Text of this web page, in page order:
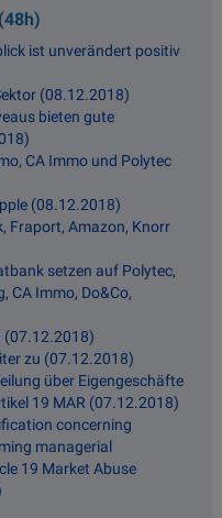
ist unverändert positiv
(08.12.2018)
bieten gute
CA Immo und Polytec
(08.12.2018)
Fraport, Amazon, Knorr
setzen auf Polytec,
CA Immo, Do&Co,
(07.12.2018)
zu (07.12.2018)
über Eigengeschäfte
19 MAR (07.12.2018)
concerning
managerial
19 Market Abuse